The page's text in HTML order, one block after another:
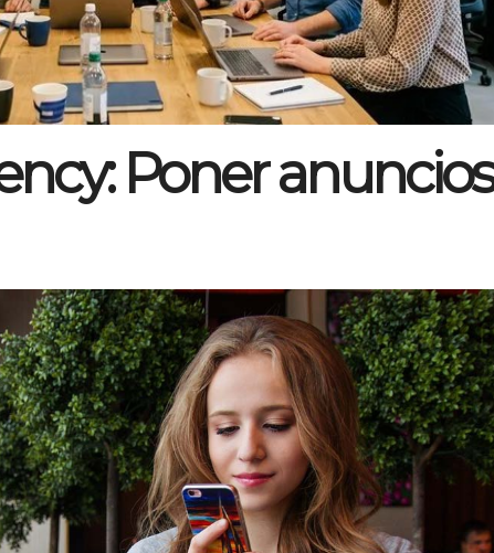
Poner anuncios